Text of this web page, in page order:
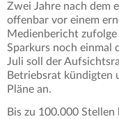
Zwei Jahre nach dem
offenbar vor einem
Medienbericht
Sparkurs noch einmal
Juli soll der
Betriebsrat kündigten
Pläne an.
Bis zu 100.000